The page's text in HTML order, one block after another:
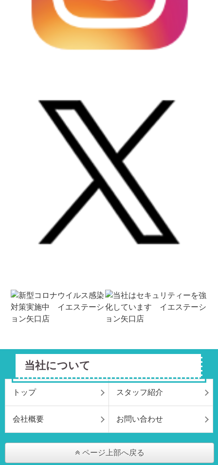
当社について
トップ スタッフ紹介
会社概要 お問い合わせ
ページ上部へ戻る